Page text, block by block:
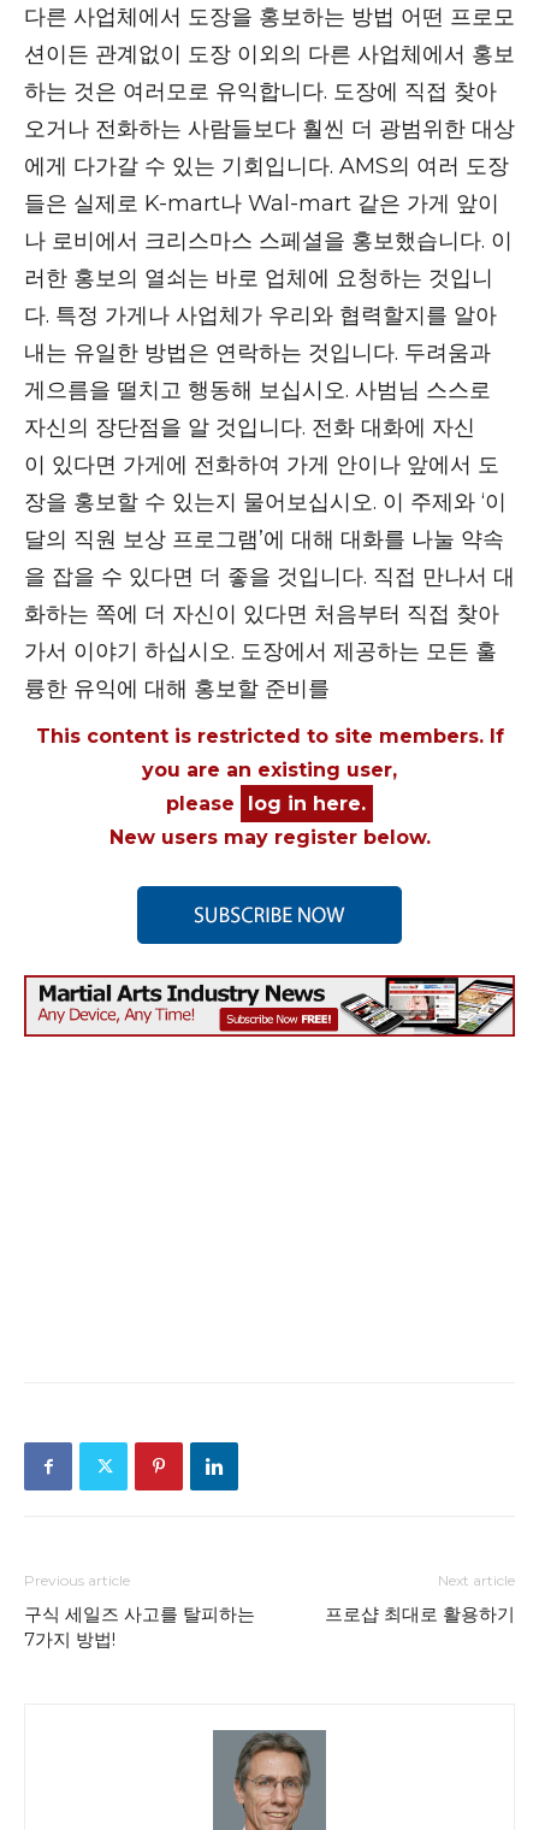
다른 사업체에서 도장을 홍보하는 방법 어떤 프로모
션이든 관계없이 도장 이외의 다른 사업체에서 홍보
하는 것은 여러모로 유익합니다. 도장에 직접 찾아
오거나 전화하는 사람들보다 훨씬 더 광범위한 대상
에게 다가갈 수 있는 기회입니다. AMS의 여러 도장
들은 실제로 K-mart나 Wal-mart 같은 가게 앞이
나 로비에서 크리스마스 스페셜을 홍보했습니다. 이
러한 홍보의 열쇠는 바로 업체에 요청하는 것입니
다. 특정 가게나 사업체가 우리와 협력할지를 알아
내는 유일한 방법은 연락하는 것입니다. 두려움과
게으름을 떨치고 행동해 보십시오. 사범님 스스로
자신의 장단점을 알 것입니다. 전화 대화에 자신
이 있다면 가게에 전화하여 가게 안이나 앞에서 도
장을 홍보할 수 있는지 물어보십시오. 이 주제와 ‘이
달의 직원 보상 프로그램’에 대해 대화를 나눌 약속
을 잡을 수 있다면 더 좋을 것입니다. 직접 만나서 대
화하는 쪽에 더 자신이 있다면 처음부터 직접 찾아
가서 이야기 하십시오. 도장에서 제공하는 모든 훌
륭한 유익에 대해 홍보할 준비를
This content is restricted to site members. If
you are an existing user,
please
log in here.
New users may register below.
Previous article
구식 세일즈 사고를 탈피하는
7가지 방법!
Next article
프로샵 최대로 활용하기